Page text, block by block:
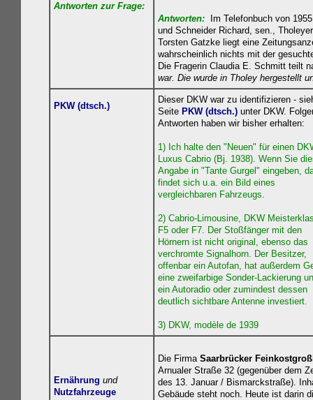
Antworten zur Frage:
Antworten:
Im Telefonbuch von
und Schneider Richard, sen.,
Torsten Gatzke liegt eine
wahrscheinlich nichts mit der
Die Fragerin Claudia E. Schmitt teilt
war. Die wurde in Tholey hergestellt
PKW (dtsch.)
Dieser DKW war zu identifizieren -
Seite PKW (dtsch.) unter DKW.
Antworten haben wir bisher erhalten:
1) Ich halte den "Neuen" für einen
Luxus Cabrio (Bj. 1938). Wenn Sie
Angabe in "Tante Gurgel" eingeben,
findet sich u.a. ein Bild eines
vergleichbaren Fahrzeugs.
2) Cabrio-Limousine, DKW
F5 oder F7. Der Stoßfänger mit den
Hörnern ist nicht original, ebenso das
verchromte Signalhorn. Der Besitzer,
offenbar ein Autofan, hat außerdem
eine zweifarbige Sonder-Lackierung
ein Autoradio oder zumindest dessen
deutlich sichtbare Antenne investiert.
3) DKW, modèle de 1939
Ernährung und
Nutzfahrzeuge
Die Firma Saarbrücker
Arnualer Straße 32 (gegenüber dem
des 13. Januar / Bismarckstraße).
Gebäude steht noch. Heute ist darin